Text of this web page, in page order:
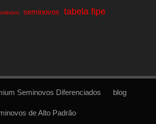
seminovos tabela fipe
Seminovos Diferenciados blog
de Alto Padrão